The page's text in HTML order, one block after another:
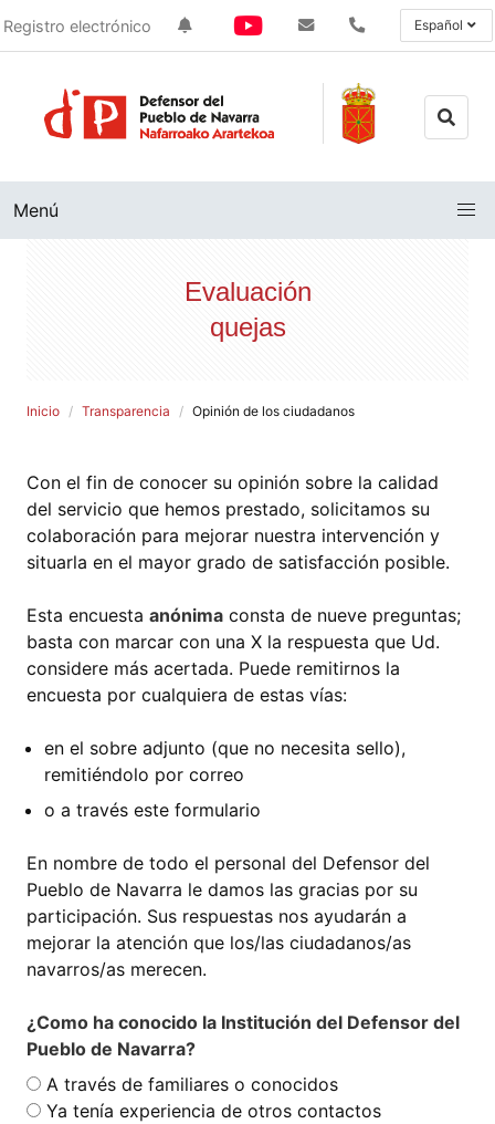
Registro electrónico Español
Menú
Evaluación
quejas
Inicio Transparencia Opinión de los ciudadanos
Con el fin de conocer su opinión sobre la calidad
del servicio que hemos prestado, solicitamos su
colaboración para mejorar nuestra intervención y
situarla en el mayor grado de satisfacción posible.
Esta encuesta anónima consta de nueve preguntas;
basta con marcar con una X la respuesta que Ud.
considere más acertada. Puede remitirnos la
encuesta por cualquiera de estas vías:
en el sobre adjunto (que no necesita sello),
remitiéndolo por correo
o a través este formulario
En nombre de todo el personal del Defensor del
Pueblo de Navarra le damos las gracias por su
participación. Sus respuestas nos ayudarán a
mejorar la atención que los/las ciudadanos/as
navarros/as merecen.
¿Como ha conocido la Institución del Defensor del
Pueblo de Navarra?
A través de familiares o conocidos
Ya tenía experiencia de otros contactos